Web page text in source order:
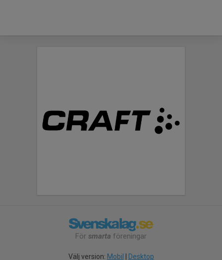
För smarta föreningar
Välj version: Mobil Desktop